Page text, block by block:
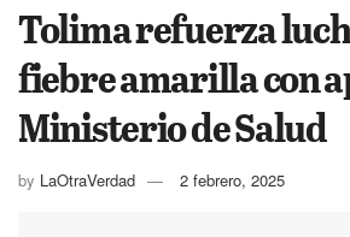
Tolima refuerza
fiebre amarilla con
Ministerio de Salud
by LaOtraVerdad 2 febrero, 2025